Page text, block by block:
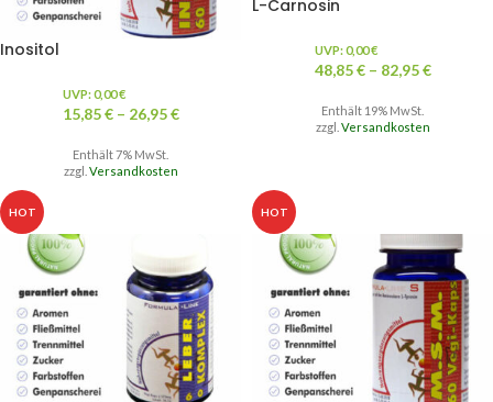
Inositol
UVP:0,00€
15,85€ – 26,95€
Enthält 7% MwSt.
zzgl. Versandkosten
L-Carnosin
UVP:0,00€
48,85€ – 82,95€
Enthält 19% MwSt.
zzgl. Versandkosten
HOT HOT